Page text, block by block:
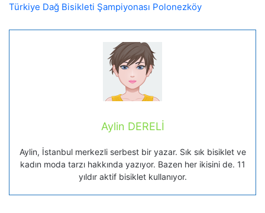
Türkiye Dağ Bisikleti Şampiyonası Polonezköy
Aylin DERELİ
Aylin, İstanbul merkezli serbest bir yazar. Sık sık bisiklet ve
kadın moda tarzı hakkında yazıyor. Bazen her ikisini de. 11
yıldır aktif bisiklet kullanıyor.